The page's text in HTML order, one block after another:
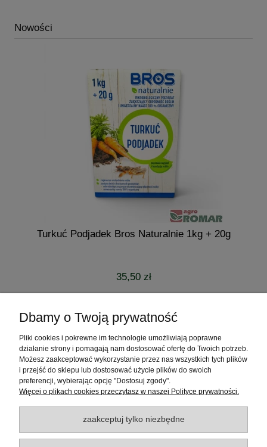
Nowości
Turkuć Podjadek Bros Naturalnie 1kg + 20g
35,50 zł
Pomoc
Moje konto
Płatności i dostawa
Dbamy o Twoją prywatność
Pliki cookies i pokrewne im technologie umożliwiają poprawne
działanie strony i pomagają nam dostosować ofertę do Twoich potrzeb.
Możesz zaakceptować wykorzystanie przez nas wszystkich tych plików
i przejść do sklepu lub dostosować użycie plików do swoich
preferencji, wybierając opcję "Dostosuj zgody".
Więcej o plikach cookies przeczytasz w naszej Polityce prywatności.
zaakceptuj tylko niezbędne